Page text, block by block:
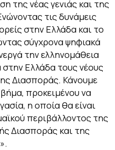
της νέας γενιάς και της
τις δυνάμεις
στην Ελλάδα και το
σύγχρονα ψηφιακά
την ελληνομάθεια
στην Ελλάδα τους νέους
Διασποράς. Κάνουμε
προκειμένου να
η οποία θα είναι
περιβάλλοντος της
Διασποράς και της